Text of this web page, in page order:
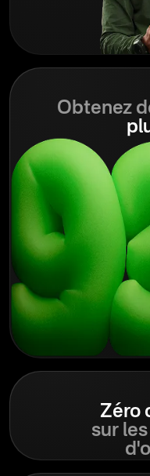
Zéro
sur
Obtenez